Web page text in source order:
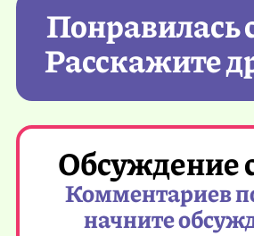
Понравилась
Расскажите
Обсуждение
Комментариев
начните